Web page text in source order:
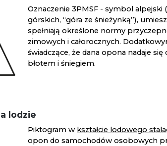
Oznaczenie 3PMSF - symbol
górskich, “góra ze śnieżynką”),
spełniają określone normy
zimowych i całorocznych.
świadczące, że dana opona nadaje
błotem i śniegiem.
lodzie
Piktogram w kształcie lodowego
opon do samochodów osobowych